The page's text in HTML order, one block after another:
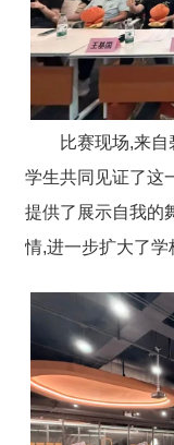
比赛现场,来
学生共同见证了这
提供了展示自我的
情,进一步扩大了学